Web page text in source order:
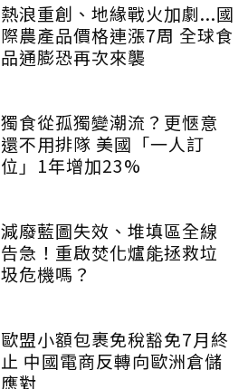
熱浪重創、地緣戰火加劇...國
際農產品價格連漲7周 全球食
品通膨恐再次來襲
獨食從孤獨變潮流？更愜意
還不用排隊 美國「一人訂
位」1年增加23%
減廢藍圖失效、堆填區全線
告急！重啟焚化爐能拯救垃
圾危機嗎？
歐盟小額包裹免稅豁免7月終
止 中國電商反轉向歐洲倉儲
應對